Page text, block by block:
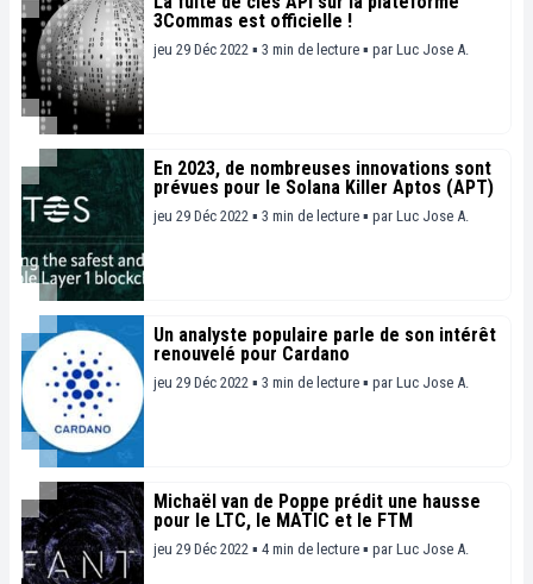
3Commas est officielle !
jeu 29 Déc 2022 ▪ 3 min de lecture ▪ par Luc Jose A.
En 2023, de nombreuses innovations sont
prévues pour le Solana Killer Aptos (APT)
jeu 29 Déc 2022 ▪ 3 min de lecture ▪ par Luc Jose A.
Un analyste populaire parle de son intérêt
renouvelé pour Cardano
jeu 29 Déc 2022 ▪ 3 min de lecture ▪ par Luc Jose A.
Michaël van de Poppe prédit une hausse
pour le LTC, le MATIC et le FTM
jeu 29 Déc 2022 ▪ 4 min de lecture ▪ par Luc Jose A.